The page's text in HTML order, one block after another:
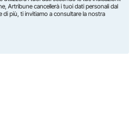
Artribune cancellerà i tuoi dati personali dal
di più, ti invitiamo a consultare la nostra